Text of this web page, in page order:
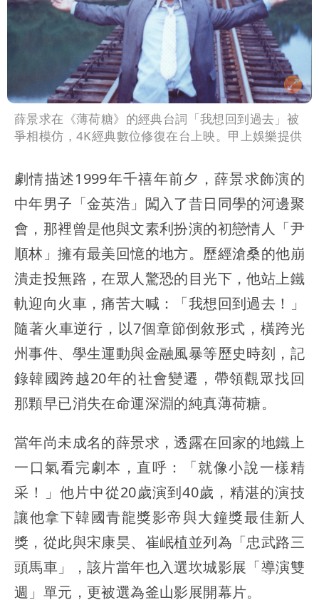
薛景求在《薄荷糖》的經典台詞「我想回到過去」被
爭相模仿，4K經典數位修復在台上映。甲上娛樂提供
劇情描述1999年千禧年前夕，薛景求飾演的
中年男子「金英浩」闖入了昔日同學的河邊聚
會，那裡曾是他與文素利扮演的初戀情人「尹
順林」擁有最美回憶的地方。歷經滄桑的他崩
潰走投無路，在眾人驚恐的目光下，他站上鐵
軌迎向火車，痛苦大喊：「我想回到過去！」
隨著火車逆行，以7個章節倒敘形式，橫跨光
州事件、學生運動與金融風暴等歷史時刻，記
錄韓國跨越20年的社會變遷，帶領觀眾找回
那顆早已消失在命運深淵的純真薄荷糖。
當年尚未成名的薛景求，透露在回家的地鐵上
一口氣看完劇本，直呼：「就像小說一樣精
采！」他片中從20歲演到40歲，精湛的演技
讓他拿下韓國青龍獎影帝與大鐘獎最佳新人
獎，從此與宋康昊、崔岷植並列為「忠武路三
頭馬車」，該片當年也入選坎城影展「導演雙
週」單元，更被選為釜山影展開幕片。